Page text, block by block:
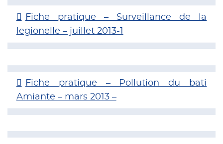
Fiche pratique – Surveillance de la
legionelle – juillet 2013-1
Fiche pratique – Pollution du bati
Amiante – mars 2013 –